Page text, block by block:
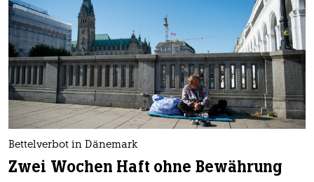
Bettelverbot in Dänemark
Zwei Wochen Haft ohne Bewährung